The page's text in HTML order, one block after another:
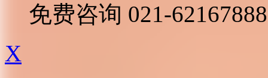
免费咨询 021-62167888
X